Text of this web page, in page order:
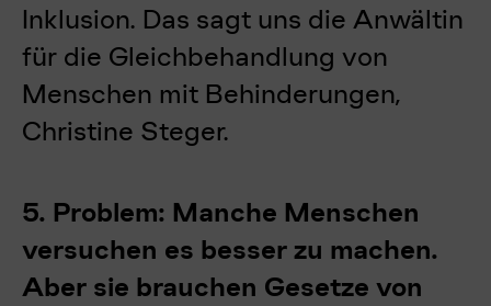
Inklusion. Das sagt uns die Anwältin
für die Gleichbehandlung von
Menschen mit Behinderungen,
Christine Steger.
5. Problem: Manche Menschen
versuchen es besser zu machen.
Aber sie brauchen Gesetze von